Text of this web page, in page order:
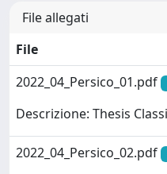
File allegati
File
2022_04_Persico_01.pdf
Descrizione: Thesis
2022_04_Persico_02.pdf